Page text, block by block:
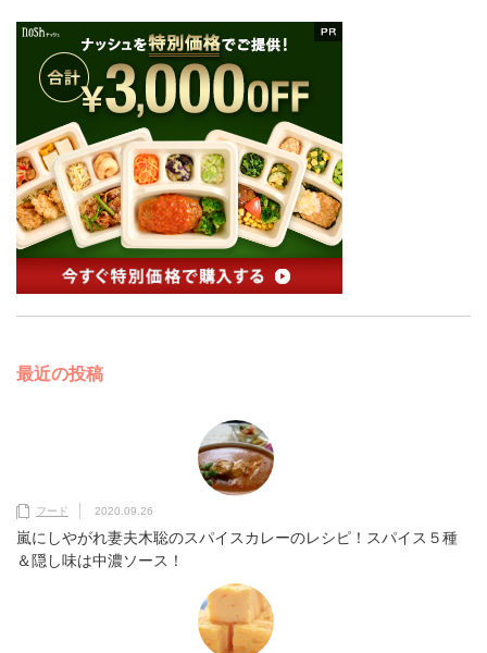
最近の投稿
フード 2020.09.26
嵐にしやがれ妻夫木聡のスパイスカレーのレシピ！スパイス５種
＆隠し味は中濃ソース！